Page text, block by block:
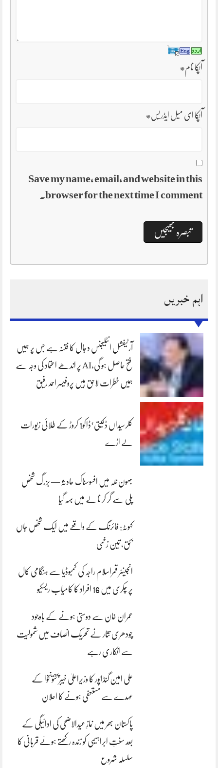
آپکا نام*
آپکا ای میل ایڈریس*
Save my name, email, and website in this
browser for the next time I comment.
اہم خبریں
آرٹیفشل انٹلیجنس دجال کا فتنہ ہے جس پر ہمیں
فتح حاصل ہو گی،AI پر اندھے اعتماد کی وجہ سے
ہمیں خطرات لاحق ہیں پروفیسر احمد رفیق
کلرسیداں ڈکیتی‘ڈاکو1 کروڑ کے طلائی زیورات
لے اڑے
بھون نلہ میں افسوسناک حادثہ — بزرگ شخص
پلی سے گر کر نالے میں بہہ گیا
کہوٹہ: فائرنگ کے واقعے میں ایک شخص جاں
بحق، تین زخمی
انجینئر قمراسلام راجہ کی کمبوڈیا سے ہنگامی کال
پر چکری میں 16 افراد کا کامیاب ریسکیو
عمران خان سے دوستی ہونے کے باوجود
چودھری نثار نے تحریک انصاف میں شمولیت
سے انکاری رہے
علی امین گنڈاپور کا وزیراعلیٰ خیبرپختونخوا کے
عہدے سے مستعفی ہونے کا اعلان
پاکستان بھر میں نمازِ عیدالاضحی کی ادائیگی کے
بعد سنتِ ابراہیمی کو زندہ رکھتے ہوئے قربانی کا
سلسلہ شروع